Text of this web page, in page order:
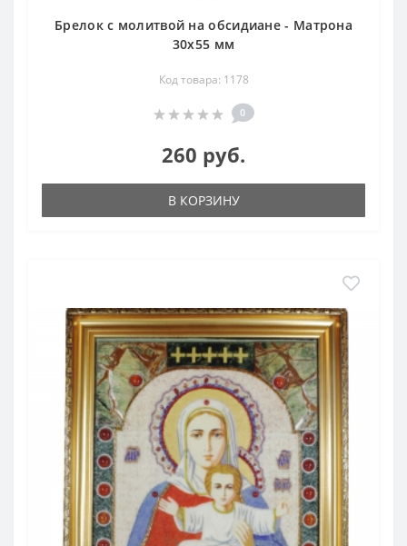
Брелок с молитвой на обсидиане - Матрона
30х55 мм
Код товара: 1178
0
260 руб.
В КОРЗИНУ